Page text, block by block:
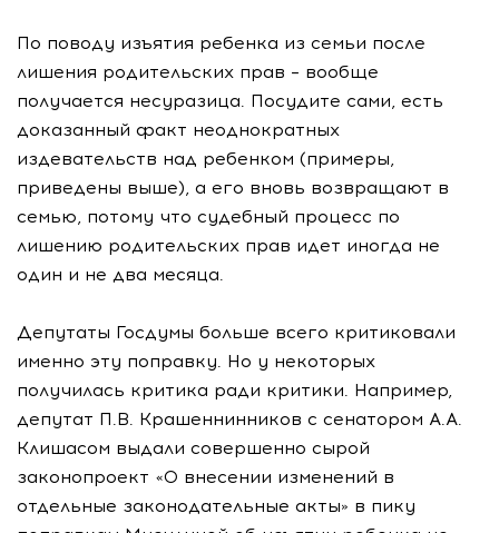
По поводу изъятия ребенка из семьи после
лишения родительских прав – вообще
получается несуразица. Посудите сами, есть
доказанный факт неоднократных
издевательств над ребенком (примеры,
приведены выше), а его вновь возвращают в
семью, потому что судебный процесс по
лишению родительских прав идет иногда не
один и не два месяца.
Депутаты Госдумы больше всего критиковали
именно эту поправку. Но у некоторых
получилась критика ради критики. Например,
депутат П.В. Крашеннинников с сенатором А.А.
Клишасом выдали совершенно сырой
законопроект «О внесении изменений в
отдельные законодательные акты» в пику